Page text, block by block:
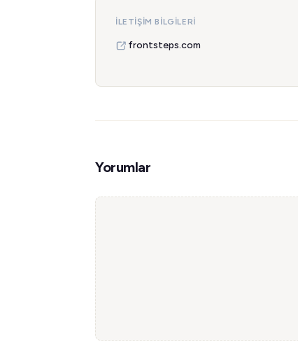
İLETIŞIM BILGILERI
frontsteps.com
Yorumlar